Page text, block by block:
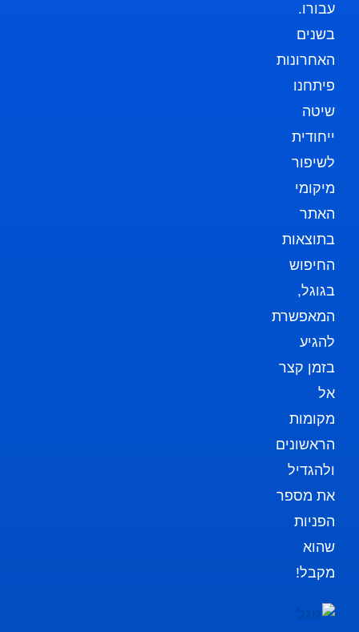
עבורו.
בשנים
האחרונות
פיתחנו
שיטה
ייחודית
לשיפור
מיקומי
האתר
בתוצאות
החיפוש
בגוגל,
המאפשרת
להגיע
בזמן קצר
אל
מקומות
הראשונים
ולהגדיל
את מספר
הפניות
שהוא
מקבל!